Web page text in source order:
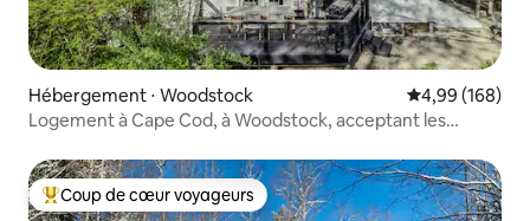
Hébergement ⋅ Woodstock Évaluation
4,99 (168)
Logement à Cape Cod, à Woodstock, acceptant les
Coups de cœur voyageurs les plus appréciés
Coup de cœur voyageurs